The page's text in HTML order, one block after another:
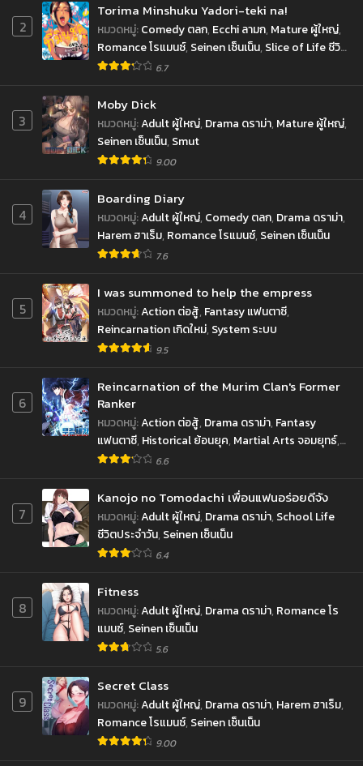
ตอนที่ 261
กันยายน 10, 2022
ตอนที่ 260
กันยายน 10, 2022
ตอนที่ 259
ตอนที่ 257
กันยายน 10, 2022 กันยายน 10, 2022
ตอนที่ 253
กันยายน 10, 2022
ตอนที่ 252
กันยายน 10, 2022
กันยายน 10, 2022
ตอนที่ 249
กันยายน 10, 2022
ตอนที่ 248
กันยายน 10, 2022
กันยายน 10, 2022 กันยายน 10, 2022
ตอนที่ 245
กันยายน 10, 2022
ตอนที่ 244
กันยายน 10, 2022
กันยายน 10, 2022
ตอนที่ 241
กันยายน 10, 2022
ตอนที่ 240
กันยายน 10, 2022
กันยายน 10, 2022
ตอนที่ 237
กันยายน 10, 2022
ตอนที่ 236
ตอนที่ 235
กันยายน 10, 2022
ตอนที่ 233 ตอนที่ 232
2
Torima Minshuku Yadori-teki na!
หมวดหมู่:Comedy ตลก, Ecchi ลามก, Mature ผู้ใหญ่,
Romance โรแมนซ์, Seinen เซ็นเน็น, Slice of Life ชีวิต
ประจำวัน
6.7
3
Moby Dick
หมวดหมู่:Adult ผู้ใหญ่, Drama ดราม่า, Mature ผู้ใหญ่,
Seinen เซ็นเน็น, Smut
9.00
4
Boarding Diary
หมวดหมู่:Adult ผู้ใหญ่, Comedy ตลก, Drama ดราม่า,
Harem ฮาเร็ม, Romance โรแมนซ์, Seinen เซ็นเน็น
7.6
5
I was summoned to help the empress
หมวดหมู่:Action ต่อสู้, Fantasy แฟนตาซี,
Reincarnation เกิดใหม่, System ระบบ
9.5
6
Reincarnation of the Murim Clan's Former
Ranker
หมวดหมู่:Action ต่อสู้, Drama ดราม่า, Fantasy
แฟนตาซี, Historical ย้อนยุค, Martial Arts จอมยุทธ์,
Shounen โชเน็น
6.6
7
Kanojo no Tomodachi เพื่อนแฟนอร่อยดีจัง
หมวดหมู่:Adult ผู้ใหญ่, Drama ดราม่า, School Life
ชีวิตประจำวัน, Seinen เซ็นเน็น
6.4
8
Fitness
หมวดหมู่:Adult ผู้ใหญ่, Drama ดราม่า, Romance โร
แมนซ์, Seinen เซ็นเน็น
5.6
9
Secret Class
หมวดหมู่:Adult ผู้ใหญ่, Drama ดราม่า, Harem ฮาเร็ม,
Romance โรแมนซ์, Seinen เซ็นเน็น
9.00